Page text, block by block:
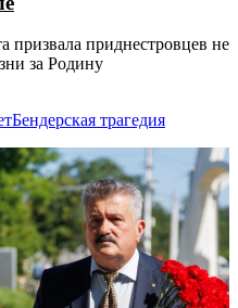
призвала приднестровцев не
за Родину
Бендерская трагедия